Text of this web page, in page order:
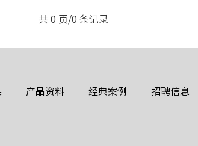
共 0 页/0 条记录
产品资料 经典案例 招聘信息